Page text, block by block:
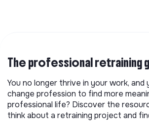
The professional retraining
You no longer thrive in your work, and
change profession to find more
professional life? Discover the
think about a retraining project and